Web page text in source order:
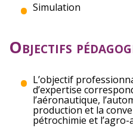
Simulation
Objectifs
L’objectif
d’expertise
l’aéronautique,
production et la
pétrochimie et